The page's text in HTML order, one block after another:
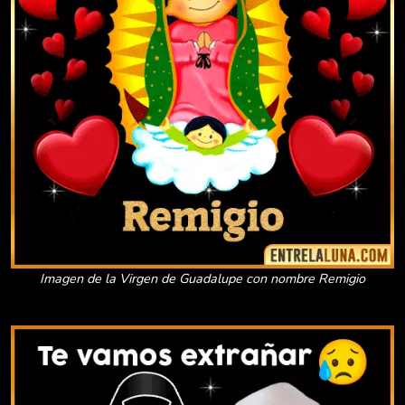
Imagen de la Virgen de Guadalupe con nombre Remigio